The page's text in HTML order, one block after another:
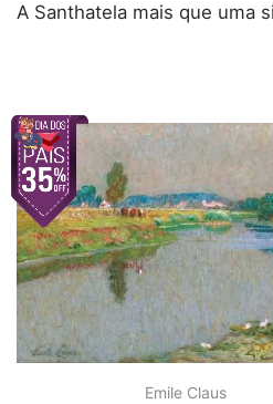
A Santhatela mais que uma
Emile Claus